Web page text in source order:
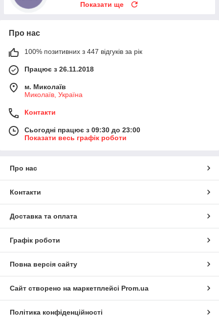
Показати ще
Про нас
100% позитивних з 447 відгуків за рік
Працює з 26.11.2018
м. Миколаїв
Миколаїв, Україна
Контакти
Сьогодні працює з 09:30 до 23:00
Показати весь графік роботи
Про нас
Контакти
Доставка та оплата
Графік роботи
Повна версія сайту
Сайт створено на маркетплейсі Prom.ua
Політика конфіденційності